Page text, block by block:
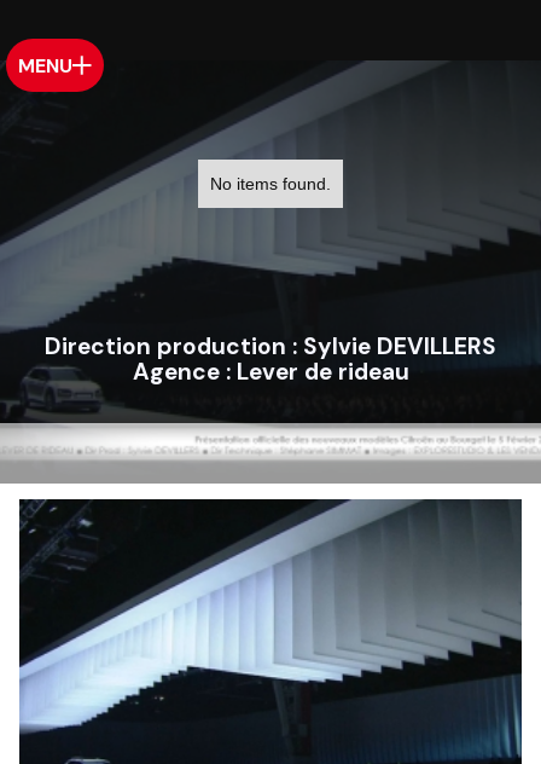
MENU
No items found.
Direction production : Sylvie DEVILLERS
Agence :Lever de rideau